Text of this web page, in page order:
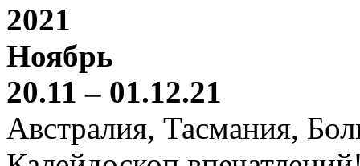
2021
Ноябрь
20.11 – 01.12.21
Австралия, Тасмания,